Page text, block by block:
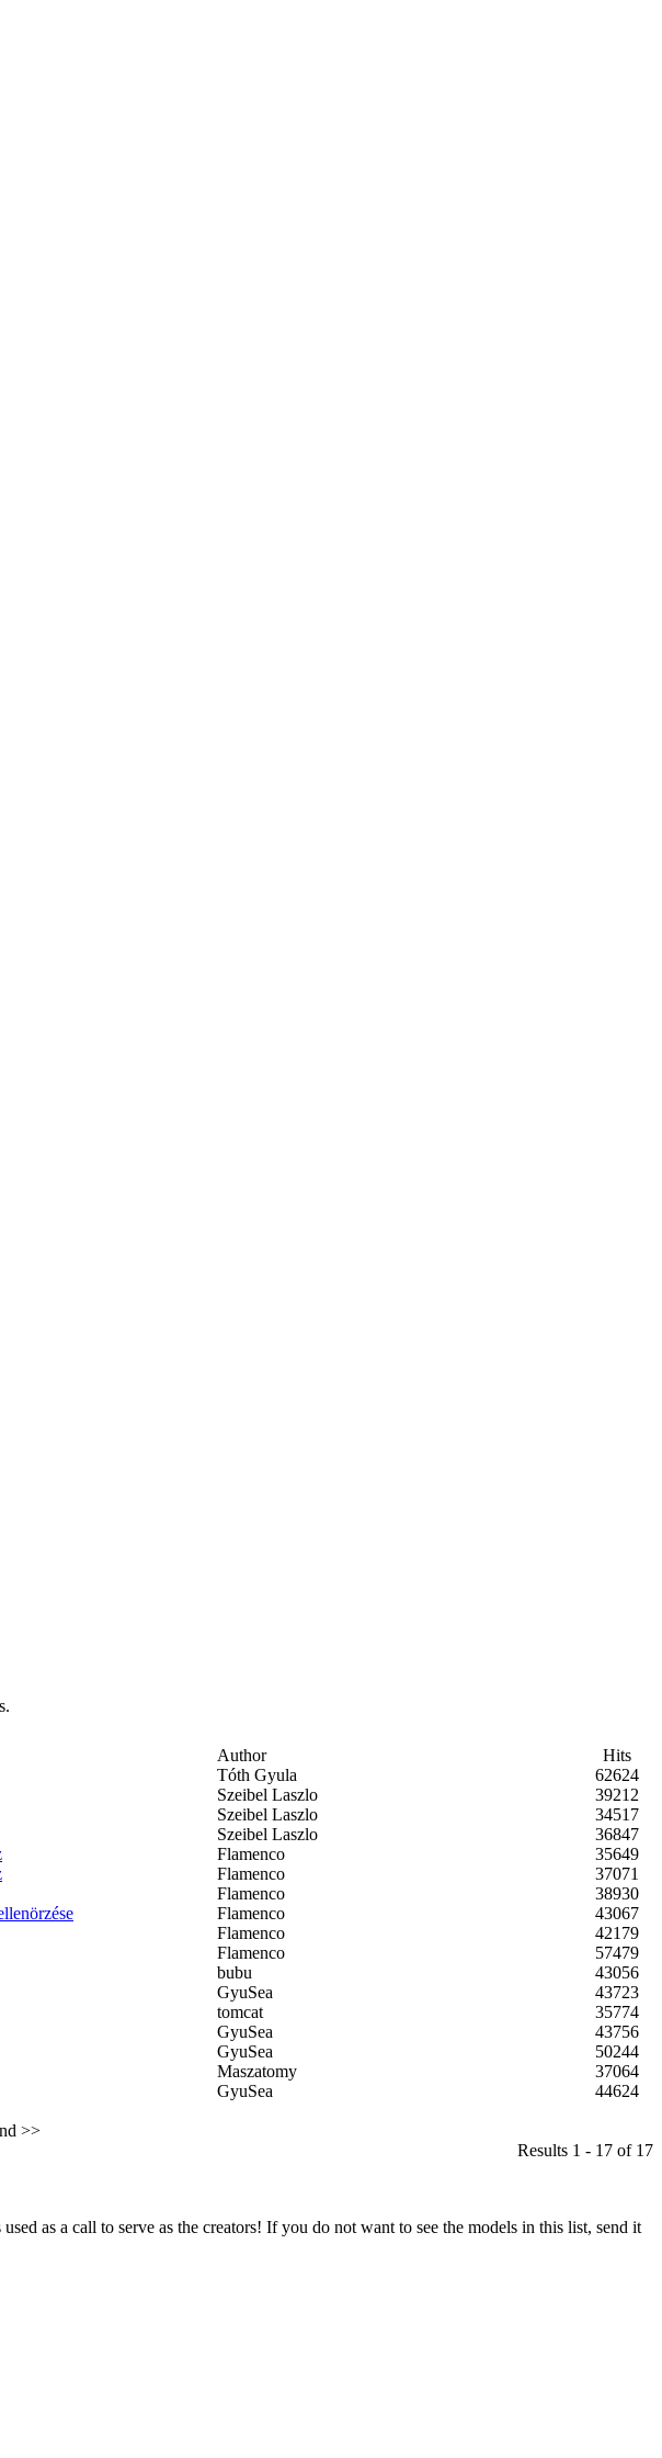
Author
Hits
Tóth Gyula
62624
Szeibel Laszlo
39212
Szeibel Laszlo
34517
Szeibel Laszlo
36847
Flamenco
35649
Flamenco
37071
Flamenco
38930
Flamenco
43067
Flamenco
42179
Flamenco
57479
bubu
43056
GyuSea
43723
tomcat
35774
GyuSea
43756
GyuSea
50244
Maszatomy
37064
GyuSea 44624
>>
Results 1 - 17 of 17
as a call to serve as the creators! If you do not want to see the models in this list, send it